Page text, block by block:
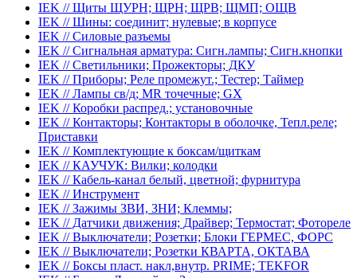
IEK // Щиты ЩУРН; ЩРН; ЩРВ; ЩМП; ОЩВ
IEK // Шины: соединит; нулевые; в корпусе
IEK // Силовые разъемы
IEK // Сигнальная арматура: Сигн.лампы; Сигн.кнопки
IEK // Светильники; Прожекторы; ДКУ
IEK // Приборы; Реле промежут.; Тестер; Таймер
IEK // Лампы св/д; MR точечные; GX
IEK // Коробки распред.; установочные
IEK // Контакторы; Контакторы в оболочке, Тепл.реле;
Приставки
IEK // Комплектующие к боксам/щиткам
IEK // КАУЧУК: Вилки; колодки
IEK // Кабель-канал белый, цветной; фурнитура
IEK // Инструмент
IEK // Зажимы ЗВИ, ЗНИ; Клеммы;
IEK // Датчики движения; Драйвер; Термостат; Фотореле
IEK // Выключатели; Розетки; Блоки ГЕРМЕС, ФОРС
IEK // Выключатели; Розетки КВАРТА, ОКТАВА
IEK // Боксы пласт. накл,внутр. PRIME; TEKFOR